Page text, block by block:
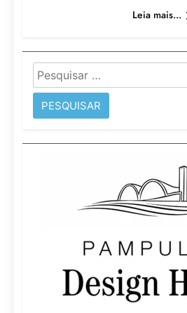
Leia mais...
Pesquisar
por: